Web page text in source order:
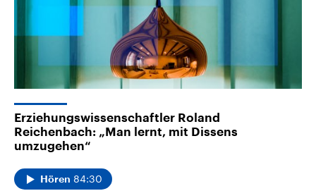
Erziehungswissenschaftler Roland
Reichenbach: „Man lernt, mit Dissens
umzugehen“
Hören 84:30